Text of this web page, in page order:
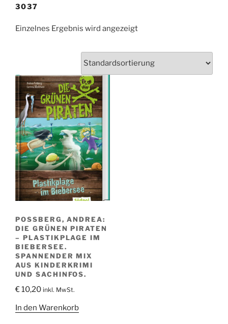
3037
Einzelnes Ergebnis wird angezeigt
POSSBERG, ANDREA: D
IE GRÜNEN PIRATEN –
PLASTIKPLAGE IM B
IEBERSEE. S
PANNENDER MIX A
US KINDERKRIMI U
ND SACHINFOS.
€10,20 inkl. MwSt.
In den Warenkorb